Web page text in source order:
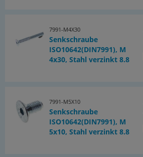
7991-M4X30
Senkschraube
ISO10642(DIN7991), M
4x30, Stahl verzinkt 8.8
7991-M5X10
Senkschraube
ISO10642(DIN7991), M
5x10, Stahl verzinkt 8.8